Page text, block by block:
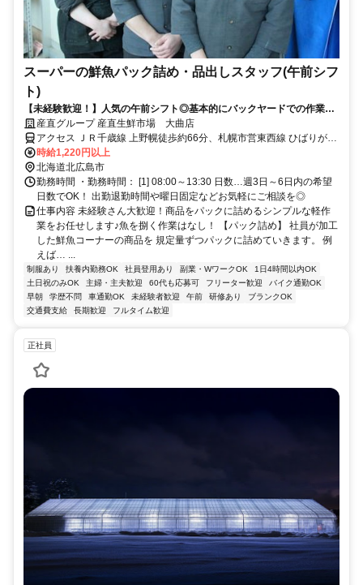
スーパーの鮮魚パック詰め・品出しスタッフ(午前シフ
ト)
【未経験歓迎！】人気の午前シフト◎基本的にバックヤードでの作業！
初日からでもすぐ活躍できます！
産直グループ 産直生鮮市場 大曲店
アクセス ＪＲ千歳線 上野幌徒歩約66分、札幌市営東西線 ひばりが丘
（北海道）1番口徒歩約93分、札幌市営東西線 大谷地5番口徒歩約94
分
時給1,220円以上
北海道北広島市
勤務時間 ・勤務時間： [1] 08:00～13:30 日数…週3日～6日内の希望
日数でOK！ 出勤退勤時間や曜日固定などお気軽にご相談を◎
仕事内容 未経験さん大歓迎！商品をパックに詰めるシンプルな軽作
業をお任せします♪魚を捌く作業はなし！ 【パック詰め】 社員が加工
した鮮魚コーナーの商品を 規定量ずつパックに詰めていきます。 例
えば… ...
制服あり 扶養内勤務OK 社員登用あり 副業・WワークOK
1日4時間以内OK
土日祝のみOK
主婦・主夫歓迎 60代も応募可 フリーター歓迎
バイク通勤OK
早朝
学歴不問 車通勤OK 未経験者歓迎 午前 研修あり
ブランクOK
交通費支給
長期歓迎 フルタイム歓迎
正社員